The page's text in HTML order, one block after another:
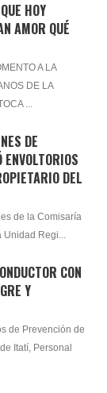
HOY
AMOR QUÉ
A LA
DE LA
...
DE
DEL
de la Comisaría
Regi...
CON
Y
de Prevención de
Itatí, Personal